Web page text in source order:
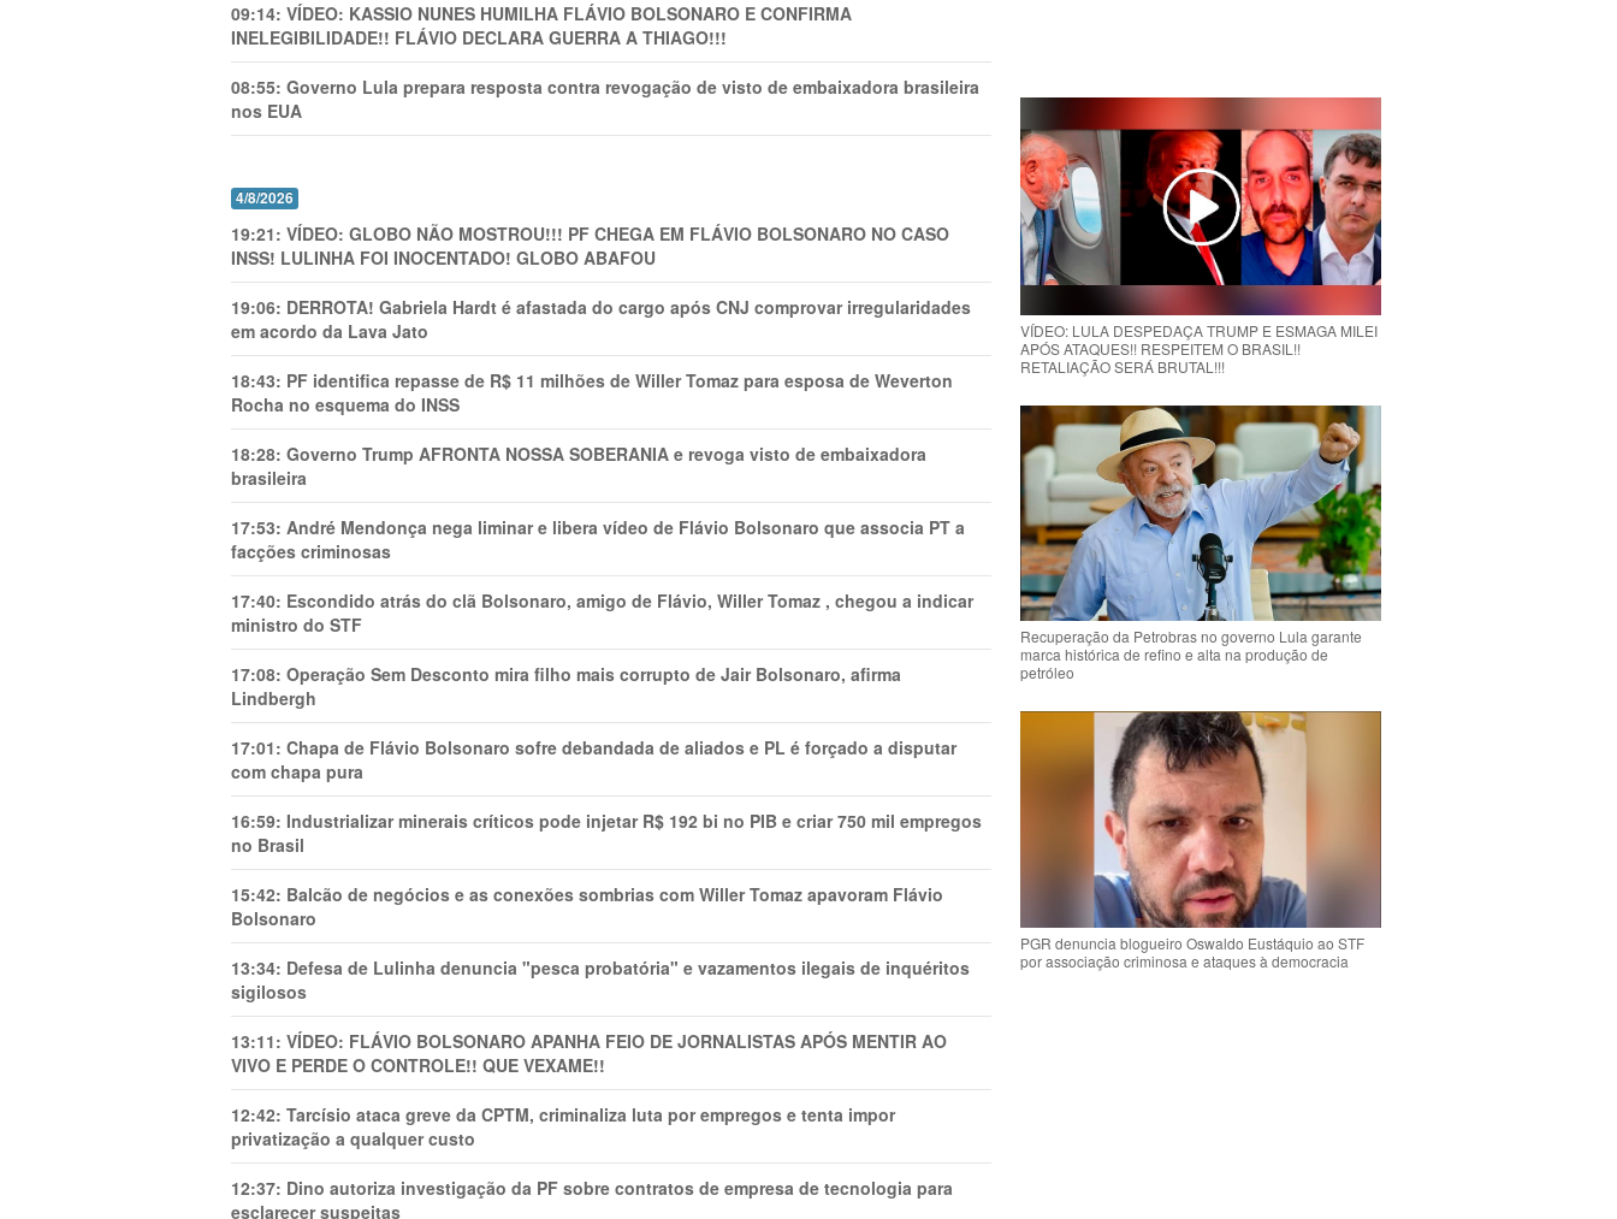
09:14: VÍDEO: KASSIO NUNES HUMlLHA FLÁVIO BOLSONARO E CONFIRMA
INELEGIBILIDADE!! FLÁVIO DECLARA GUERRA A THIAGO!!!
08:55: Governo Lula prepara resposta contra revogação de visto de embaixadora brasileira
nos EUA
4/8/2026
19:21: VÍDEO: GLOBO NÃO MOSTROU!!! PF CHEGA EM FLÁVIO BOLSONARO NO CASO
INSS! LULINHA FOI INOCENTADO! GLOBO ABAFOU
19:06: DERROTA! Gabriela Hardt é afastada do cargo após CNJ comprovar irregularidades
em acordo da Lava Jato
18:43: PF identifica repasse de R$ 11 milhões de Willer Tomaz para esposa de Weverton
Rocha no esquema do INSS
18:28: Governo Trump AFRONTA NOSSA SOBERANIA e revoga visto de embaixadora
brasileira
17:53: André Mendonça nega liminar e libera vídeo de Flávio Bolsonaro que associa PT a
facções criminosas
17:40: Escondido atrás do clã Bolsonaro, amigo de Flávio, Willer Tomaz , chegou a indicar
ministro do STF
17:08: Operação Sem Desconto mira filho mais corrupto de Jair Bolsonaro, afirma
Lindbergh
17:01: Chapa de Flávio Bolsonaro sofre debandada de aliados e PL é forçado a disputar
com chapa pura
16:59: Industrializar minerais críticos pode injetar R$ 192 bi no PIB e criar 750 mil empregos
no Brasil
15:42: Balcão de negócios e as conexões sombrias com Willer Tomaz apavoram Flávio
Bolsonaro
13:34: Defesa de Lulinha denuncia "pesca probatória" e vazamentos ilegais de inquéritos
sigilosos
13:11: VÍDEO: FLÁVIO BOLSONARO APANHA FEIO DE JORNALISTAS APÓS MENTIR AO
VIVO E PERDE O CONTROLE!! QUE VEXAME!!
12:42: Tarcísio ataca greve da CPTM, criminaliza luta por empregos e tenta impor
privatização a qualquer custo
12:37: Dino autoriza investigação da PF sobre contratos de empresa de tecnologia para
esclarecer suspeitas
VÍDEO: LULA DESPEDAÇA TRUMP E ESMAGA MILEI
APÓS ATAQUES!! RESPEITEM O BRASIL!!
RETALIAÇÃO SERÁ BRUTAL!!!
Recuperação da Petrobras no governo Lula garante
marca histórica de refino e alta na produção de
petróleo
PGR denuncia blogueiro Oswaldo Eustáquio ao STF
por associação criminosa e ataques à democracia